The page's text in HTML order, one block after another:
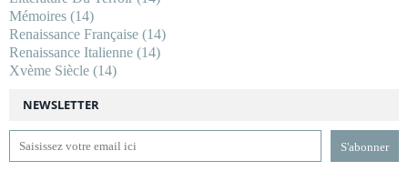
NEWSLETTER
Mémoires (14)
Renaissance Française (14)
Renaissance Italienne (14)
Xvème Siècle (14)